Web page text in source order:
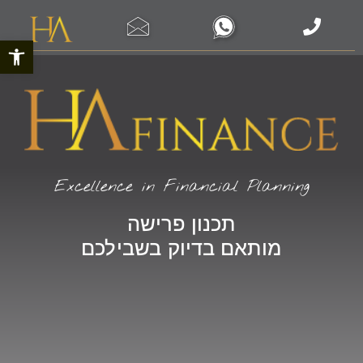
פתח
Excellence in Financial Planning
תכנון פרישה
מותאם בדיוק בשבילכם